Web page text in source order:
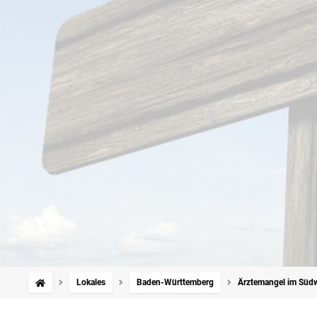
Lokales Baden-Württemberg Ärztemangel im